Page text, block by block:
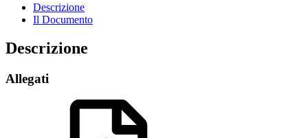
Descrizione
Il Documento
Descrizione
Allegati